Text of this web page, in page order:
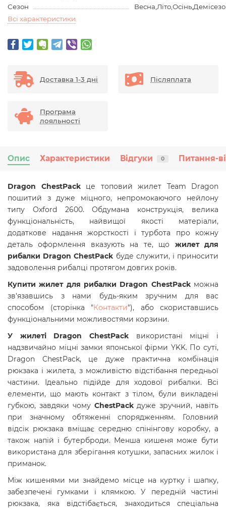
Сезон
Всі характеристики
Доставка 1-3 дні Післяплата
Програма
лояльності
Опис Характеристики Відгуки 0 Питання-
Dragon ChestPackце топовий жилет Team Dragon
пошитий з дуже міцного, непромокаючого нейлону
типу Oxford 2600. Обдумана конструкція, велика
функціональність, найвищої якості матеріали,
додаткове надання жорсткості і турбота про кожну
деталь оформлення вказують на те, що жилет для
рибалки Dragon ChestPack буде служити, і приносити
задоволення рибалці протягом довгих років.
Купитижилет для рибалки Dragon ChestPackможна
зв'язавшись з нами будь-яким зручним для вас
способом (сторінка "Контакти"), або скориставшись
функціональними можливостями корзини.
У жилеті Dragon ChestPack використані міцні і
надзвичайно міцні замки японської фірми YKK. По суті,
Dragon ChestPack, це дуже практична комбінація
рюкзака і жилета, з можливістю відстібання передньої
частини. Ідеально підійде для ходової рибалки. Всі
елементи, що мають контакт з тілом, були викладені
губкою, завдяки чому ChestPackдуже зручний, навіть
при значному обтяженні спорядженням. Головний
відсік рюкзака вміщає середню спінінгову коробку, а
також напій і бутерброди. Менша кишеня може бути
використана для зберігання котушки, запасних жилок і
приманок.
Між кишенями ми знайдемо місце на куртку і шапку,
забезпечені гумками і клямкою. У передній частині
рюкзака, яка відстібається, знаходиться спеціальна